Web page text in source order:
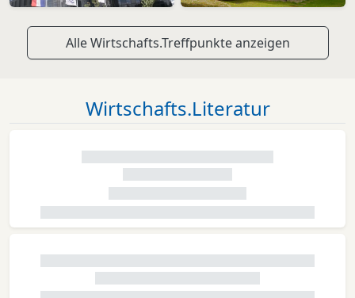
Alle Wirtschafts.Treffpunkte anzeigen
Wirtschafts.Literatur